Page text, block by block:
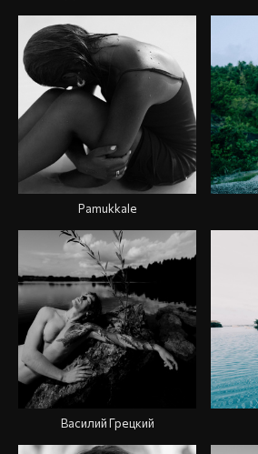
Pamukkale
Василий Грецкий